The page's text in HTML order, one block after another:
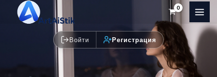
Перейти
Войти Регистрация